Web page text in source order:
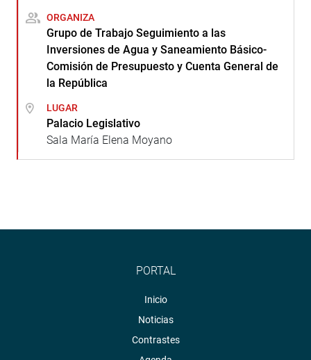
ORGANIZA
Grupo de Trabajo Seguimiento a las
Inversiones de Agua y Saneamiento Básico-
Comisión de Presupuesto y Cuenta General de
la República
LUGAR
Palacio Legislativo
Sala María Elena Moyano
PORTAL
Inicio
Noticias
Contrastes